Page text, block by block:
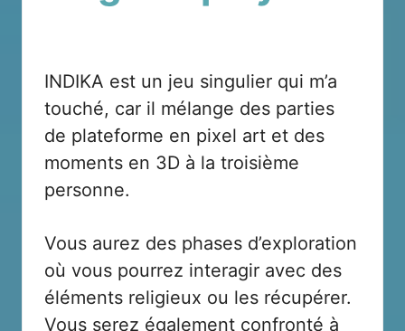
INDIKA est un jeu singulier qui m’a
touché, car il mélange des parties
de plateforme en pixel art et des
moments en 3D à la troisième
personne.
Vous aurez des phases d’exploration
où vous pourrez interagir avec des
éléments religieux ou les récupérer.
Vous serez également confronté à